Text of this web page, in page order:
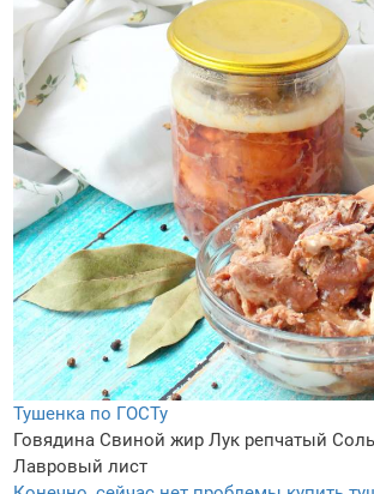
Тушенка по ГОСТу
Говядина Свиной жир Лук репчатый Соль
Лавровый лист